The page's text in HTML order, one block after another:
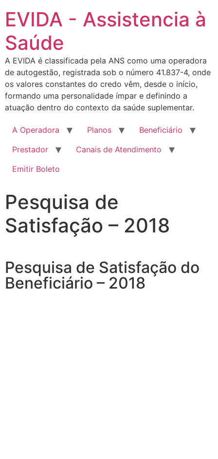
EVIDA - Assistencia à
Saúde
A EVIDA é classificada pela ANS como uma operadora
de autogestão, registrada sob o número 41.837-4, onde
os valores constantes do credo vêm, desde o início,
formando uma personalidade ímpar e definindo a
atuação dentro do contexto da saúde suplementar.
A Operadora Planos
Beneficiário
Prestador
Canais de Atendimento
Emitir Boleto
Pesquisa de
Satisfação – 2018
Pesquisa de Satisfação do
Beneficiário – 2018